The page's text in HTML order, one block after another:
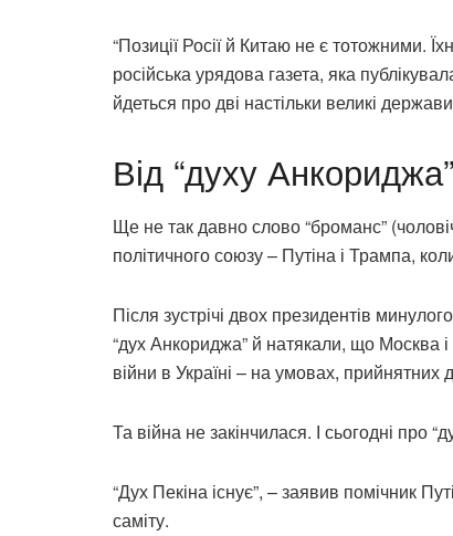
“Позиції Росії й Китаю не є тотожними.
російська урядова газета, яка
йдеться про дві настільки великі
Від “духу
Ще не так давно слово “броманс”
політичного союзу – Путіна і Трампа,
Після зустрічі двох президентів
“дух Анкориджа” й натякали, що Москва
війни в Україні – на умовах, прийнятних
Та війна не закінчилася. І сьогодні про
“Дух Пекіна існує”, – заявив помічник
саміту.